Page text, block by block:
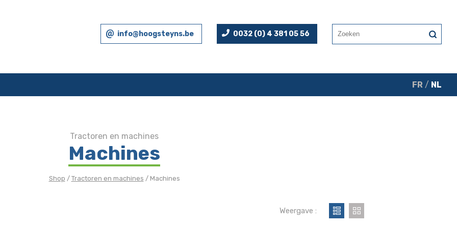
info@hoogsteyns.be 0032 (0) 4 381 05 56
FR / NL
Tractoren en machines
Machines
Shop / Tractoren en machines / Machines
Weergave :